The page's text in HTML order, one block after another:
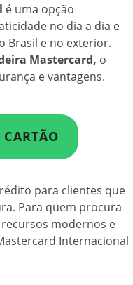
é uma opção
no dia a dia e
Brasil e no exterior.
Mastercard, o
e vantagens.
CARTÃO
para clientes que
Para quem procura
modernos e
Internacional